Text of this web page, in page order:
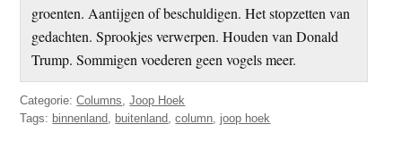
groenten. Aantijgen of beschuldigen. Het stopzetten van
gedachten. Sprookjes verwerpen. Houden van Donald
Trump. Sommigen voederen geen vogels meer.
Categorie:Columns,Joop Hoek
Tags: binnenland, buitenland,column, joop hoek